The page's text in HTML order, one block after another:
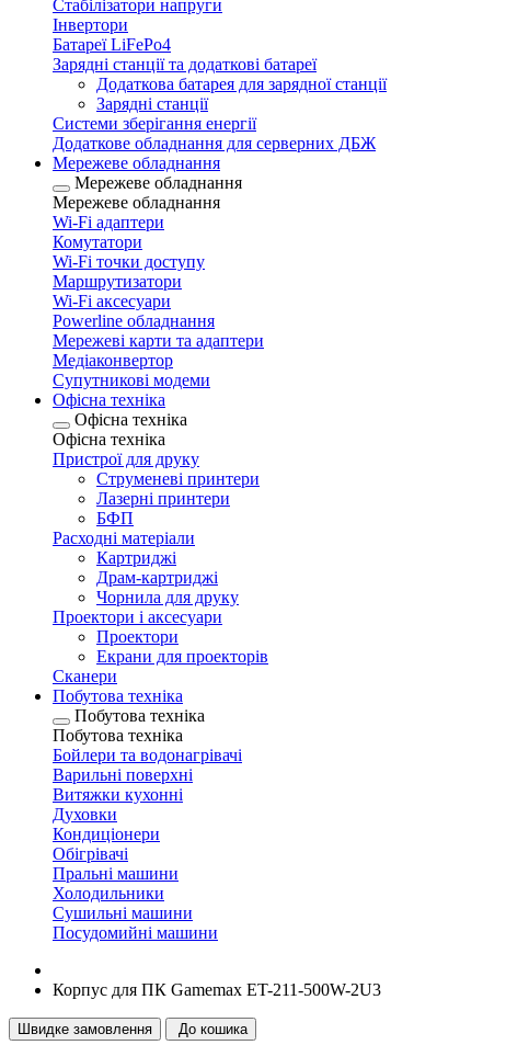
Стабілізатори напруги
Інвертори
Батареї LiFePo4
Зарядні станції та додаткові батареї
Додаткова батарея для зарядної станції
Зарядні станції
Системи зберігання енергії
Додаткове обладнання для серверних ДБЖ
Мережеве обладнання
Мережеве обладнання
Мережеве обладнання
Wi-Fi адаптери
Комутатори
Wi-Fi точки доступу
Маршрутизатори
Wi-Fi аксесуари
Рowerline обладнання
Мережеві карти та адаптери
Медіаконвертор
Супутникові модеми
Офісна техніка
Офісна техніка
Офісна техніка
Пристрої для друку
Струменеві принтери
Лазерні принтери
БФП
Расходні матеріали
Картриджі
Драм-картриджі
Чорнила для друку
Проектори і аксесуари
Проектори
Екрани для проекторів
Сканери
Побутова техніка
Побутова техніка
Побутова техніка
Бойлери та водонагрівачі
Варильні поверхні
Витяжки кухонні
Духовки
Кондиціонери
Обігрівачі
Пральні машини
Холодильники
Сушильні машини
Посудомийні машини
Корпус для ПК Gamemax ET-211-500W-2U3
Швидке замовлення До кошика